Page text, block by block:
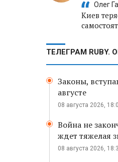
Олег
Киев
ТЕЛЕГРАМ RUBY.
Законы,
августе
08 августа 2026,
Война не
ждет тяжелая
08 августа 2026,